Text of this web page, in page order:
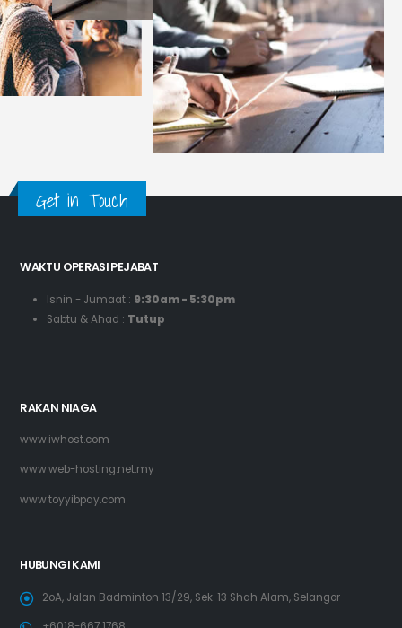
Get in Touch
WAKTU OPERASI PEJABAT
Isnin - Jumaat : 9:30am - 5:30pm
Sabtu & Ahad : Tutup
RAKAN NIAGA
www.iwhost.com
www.web-hosting.net.my
www.toyyibpay.com
HUBUNGI KAMI
2oA, Jalan Badminton 13/29, Sek. 13 Shah Alam, Selangor